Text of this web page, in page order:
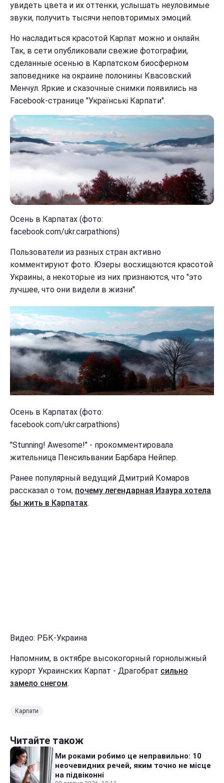
увидеть цвета и их оттенки, услышать неуловимые
звуки, получить тысячи неповторимых эмоций.
Но насладиться красотой Карпат можно и онлайн.
Так, в сети опубликовали свежие фотографии,
сделанные осенью в Карпатском биосферном
заповеднике на окраине полонины Квасовский
Менчул. Яркие и сказочные снимки появились на
Facebook-странице "Українські Карпати".
Осень в Карпатах (фото:
facebook.com/ukr.carpathions)
Пользователи из разных стран активно
комментируют фото. Юзеры восхищаются красотой
Украины, а некоторые из них признаются, что "это
лучшее, что они видели в жизни".
Осень в Карпатах (фото:
facebook.com/ukr.carpathions)
"Stunning! Awesome!" - прокомментировала
жительница Пенсильвании Барбара Нейпер.
Ранее популярный ведущий Дмитрий Комаров
рассказал о том, почему легендарная Изаура хотела
бы жить в Карпатах.
Видео: РБК-Украина
Напомним, в октябре высокогорный горнолыжный
курорт Украинских Карпат - Драгобрат сильно
замело снегом.
Карпати
Читайте також
Ми роками робимо це неправильно: 10
неочевидних речей, яким точно не місце
на підвіконні